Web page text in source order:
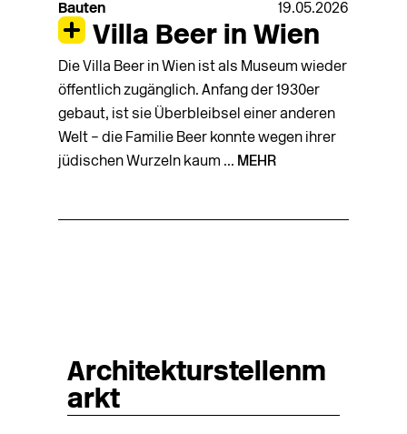
Bauten 19.05.2026
Villa Beer in Wien
Die Villa Beer in Wien ist als Museum wieder
öffentlich zugänglich. Anfang der 1930er
gebaut, ist sie Überbleibsel einer anderen
Welt – die Familie Beer konnte wegen ihrer
jüdischen Wurzeln kaum ... MEHR
Architekturstellenm
arkt